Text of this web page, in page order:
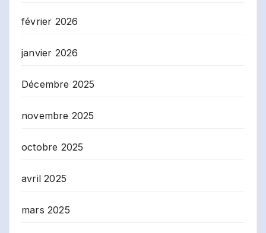
février 2026
janvier 2026
Décembre 2025
novembre 2025
octobre 2025
avril 2025
mars 2025